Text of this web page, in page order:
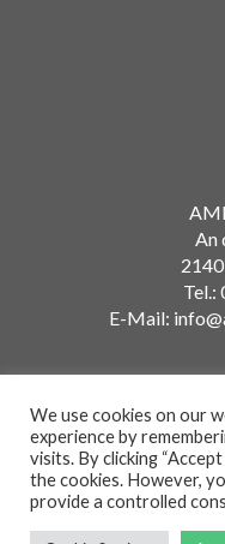
An
Tel.:
E-Mail:
We use cookies on our
experience by
visits. By clicking
the cookies. However,
provide a controlled